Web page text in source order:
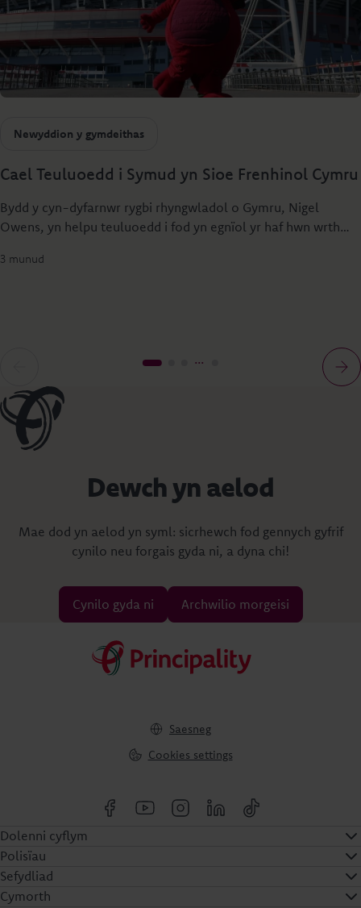
Newyddion y gymdeithas
Cael Teuluoedd i Symud yn Sioe Frenhinol Cymru
Bydd y cyn-dyfarnwr rygbi rhyngwladol o Gymru, Nigel
Owens, yn helpu teuluoedd i fod yn egnïol yr haf hwn wrth
Frenhinol Cymru i lansio 'Ras Gyfnewid Wledig Dylan' – her
3 munud
Dewch yn aelod
Mae dod yn aelod yn syml: sicrhewch fod gennych gyfrif
cynilo neu forgais gyda ni, a dyna chi!
Cynilo gyda ni Archwilio morgeisi
Saesneg
Cookies settings
Dolenni cyflym
Polisïau
Sefydliad
Cymorth